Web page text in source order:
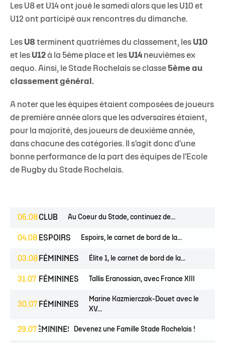
Les U8 et U14 ont joué le samedi alors que les U10 et
U12 ont participé aux rencontres du dimanche.
Les U8 terminent quatrièmes du classement, les U10
et les U12 à la 5ème place et les U14 neuvièmes ex
aequo. Ainsi, le Stade Rochelais se classe 5ème au
classement général.
A noter que les équipes étaient composées de joueurs
de première année alors que les adversaires étaient,
pour la majorité, des joueurs de deuxième année,
dans chacune des catégories. Il s'agit donc d'une
bonne performance de la part des équipes de l'Ecole
de Rugby du Stade Rochelais.
06.08CLUB Au Coeur du Stade, continuez de...
04.08 ESPOIRS Espoirs, le carnet de bord de la...
03.08 FÉMININES Élite 1, le carnet de bord de la...
31.07 FÉMININES Tallis Eranossian, avec France XIII
30.07 FÉMININES
Marine Kazmierczak-Douet avec le
XV...
29.07
FÉMININES CLUB
Devenez une Famille Stade Rochelais !